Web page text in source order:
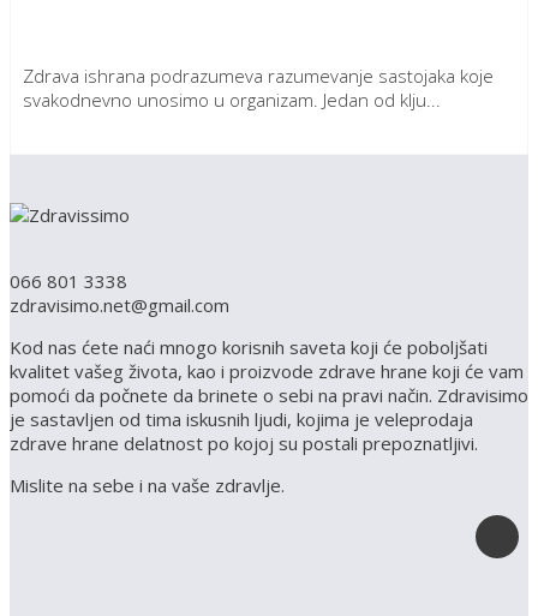
Zdrava ishrana podrazumeva razumevanje sastojaka koje
svakodnevno unosimo u organizam. Jedan od klju...
066 801 3338
zdravisimo.net@gmail.com
Kod nas ćete naći mnogo korisnih saveta koji će poboljšati
kvalitet vašeg života, kao i proizvode zdrave hrane koji će vam
pomoći da počnete da brinete o sebi na pravi način. Zdravisimo
je sastavljen od tima iskusnih ljudi, kojima je veleprodaja
zdrave hrane delatnost po kojoj su postali prepoznatljivi.
Mislite na sebe i na vaše zdravlje.